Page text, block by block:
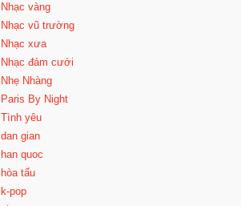
Nhạc vàng
Nhạc vũ trường
Nhạc xưa
Nhạc đám cưới
Nhẹ Nhàng
Paris By Night
Tình yêu
dan gian
han quoc
hòa tấu
k-pop